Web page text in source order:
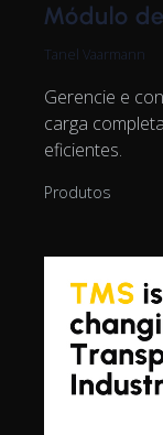
Módulo
Tanel Vaarmann
Gerencie e
carga
eficientes.
Produtos